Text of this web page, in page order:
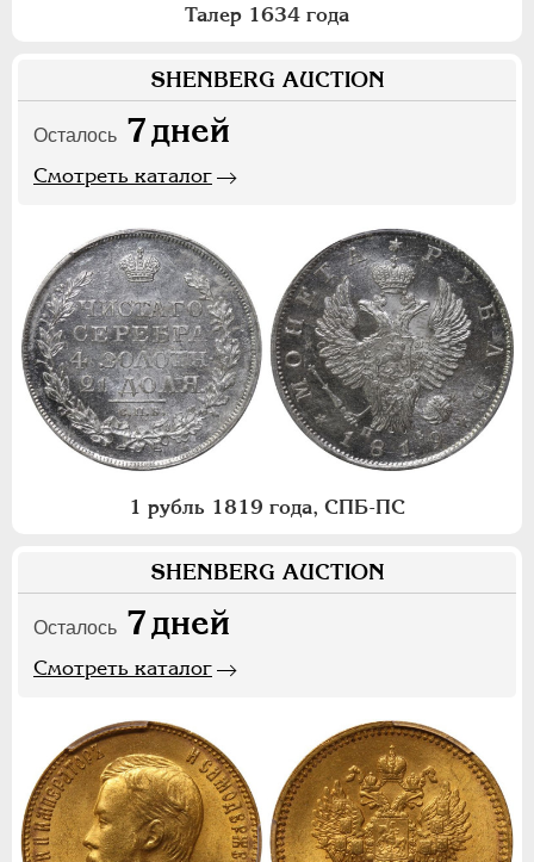
Талер 1634 года
SHENBERG AUCTION
Осталось 7дней
Смотреть каталог
1 рубль 1819 года, СПБ-ПС
SHENBERG AUCTION
Осталось 7дней
Смотреть каталог